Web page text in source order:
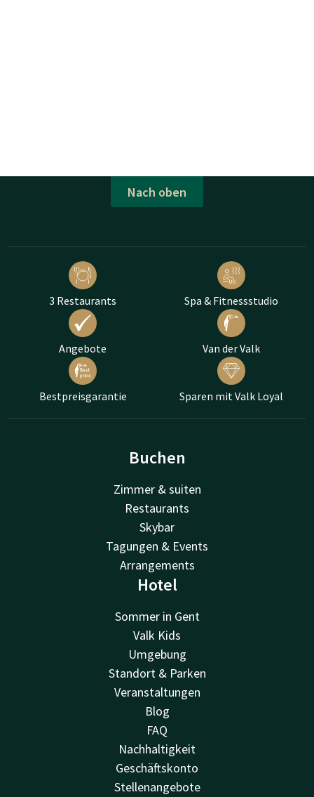
Nach oben
3 Restaurants Spa & Fitnessstudio
Angebote Van der Valk
Bestpreisgarantie Sparen mit Valk Loyal
Buchen
Zimmer & suiten
Restaurants
Skybar
Tagungen & Events
Arrangements
Hotel
Sommer in Gent
Valk Kids
Umgebung
Standort & Parken
Veranstaltungen
Blog
FAQ
Nachhaltigkeit
Geschäftskonto
Stellenangebote